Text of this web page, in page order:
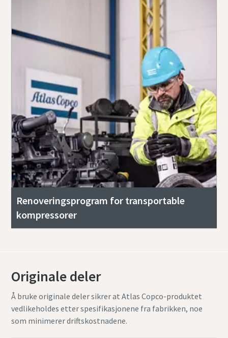
Renoveringsprogram for transportable
kompressorer
Originale deler
Å bruke originale deler sikrer at Atlas Copco-produktet
vedlikeholdes etter spesifikasjonene fra fabrikken, noe
som minimerer driftskostnadene.